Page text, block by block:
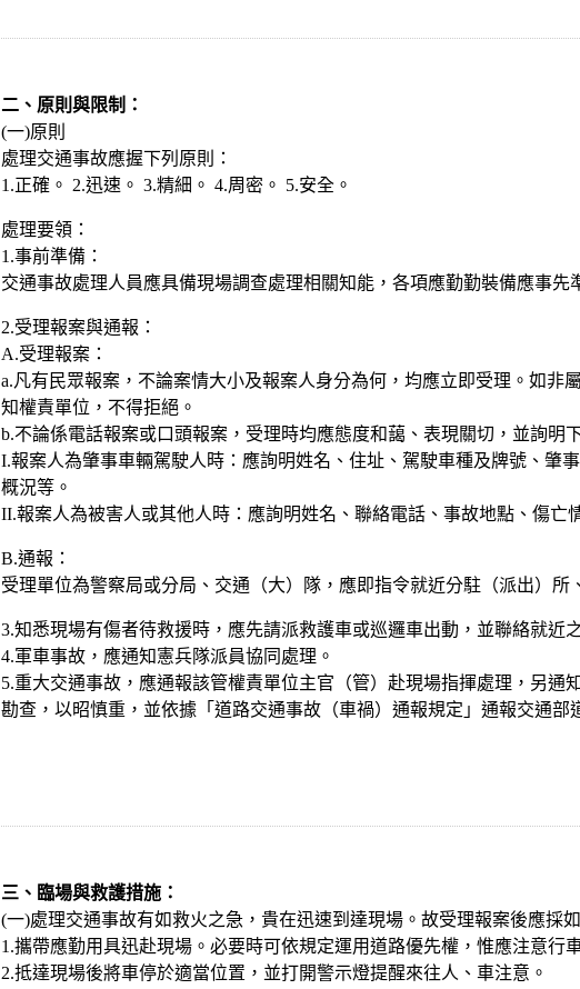
二、原則與限制：
(一)原則
處理交通事故應握下列原則：
1.正確。 2.迅速。 3.精細。 4.周密。 5.安全。
處理要領：
1.事前準備：
交通事故處理人員應具備現場調查處理相關知能，各項應勤勤裝備應事先
2.受理報案與通報：
A.受理報案：
a.凡有民眾報案，不論案情大小及報案人身分為何，均應立即受理。如非
知權責單位，不得拒絕。
b.不論係電話報案或口頭報案，受理時均應態度和藹、表現關切，並詢明
I.報案人為肇事車輛駕駛人時：應詢明姓名、住址、駕駛車種及牌號、肇
概況等。
II.報案人為被害人或其他人時：應詢明姓名、聯絡電話、事故地點、傷亡
B.通報：
受理單位為警察局或分局、交通（大）隊，應即指令就近分駐（派出）所
3.知悉現場有傷者待救援時，應先請派救護車或巡邏車出動，並聯絡就近
4.軍車事故，應通知憲兵隊派員協同處理。
5.重大交通事故，應通報該管權責單位主官（管）赴現場指揮處理，另通
勘查，以昭慎重，並依據「道路交通事故（車禍）通報規定」通報交通部
三、臨場與救護措施：
(一)處理交通事故有如救火之急，貴在迅速到達現場。故受理報案後應採如
1.攜帶應勤用具迅赴現場。必要時可依規定運用道路優先權，惟應注意行
2.抵達現場後將車停於適當位置，並打開警示燈提醒來往人、車注意。